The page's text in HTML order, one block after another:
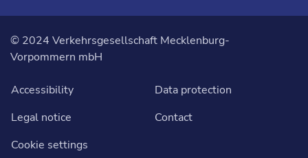
© 2024 Verkehrsgesellschaft Mecklenburg-
Vorpommern mbH
Accessibility
Data protection
Legal notice
Contact
Cookie settings